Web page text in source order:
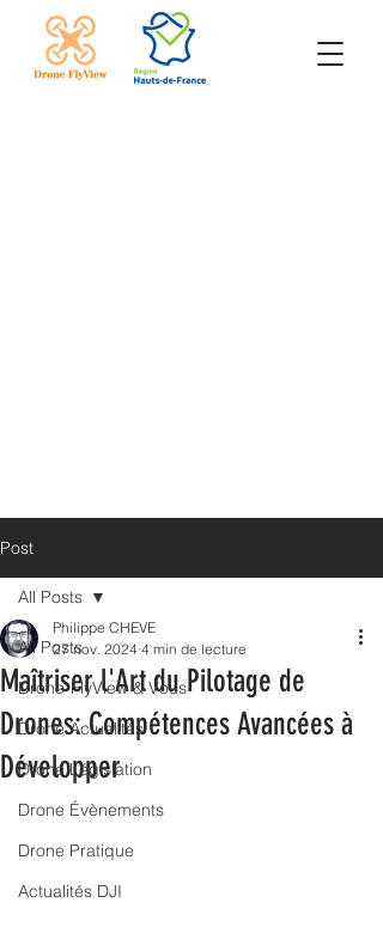
Post
All Posts
Drone-FlyView & Vous
Drone Actualités
Drone Législation
Drone Évènements
Drone Pratique
Actualités DJI
All Posts
Maîtriser l'Art du Pilotage de
Drones: Compétences Avancées à
Développer
Philippe CHEVE
27 nov. 2024 4 min de lecture